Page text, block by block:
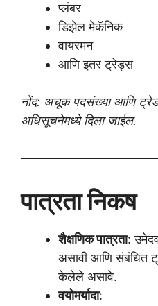
प्लंबर
डिझेल मेकॅनिक
वायरमन
आणि इतर ट्रेड्स
नोंद: अचूक पदसंख्या आणि
अधिसूचनेमध्ये दिला जाईल.
पात्रता निकष
शैक्षणिक पात्रता:
असावी आणि संबंधित
केलेले असावे.
वयोमर्यादा: